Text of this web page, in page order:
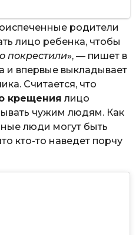
родители
лицо ребенка, чтобы
покрестили», — пишет в
и впервые выкладывает
Считается, что
крещения лицо
чужим людям. Как
люди могут быть
кто-то наведет порчу